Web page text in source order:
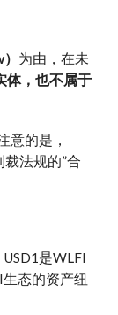
为由，在未
体，也不属于
意的是，
法规的”合
USD1是WLFI
态的资产纽